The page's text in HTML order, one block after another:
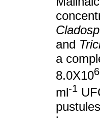
and
a
8.0X106
ml-1